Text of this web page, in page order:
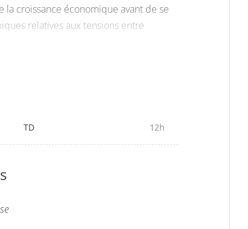
croissance économique avant de se
relatives aux tensions entre
TD 12h